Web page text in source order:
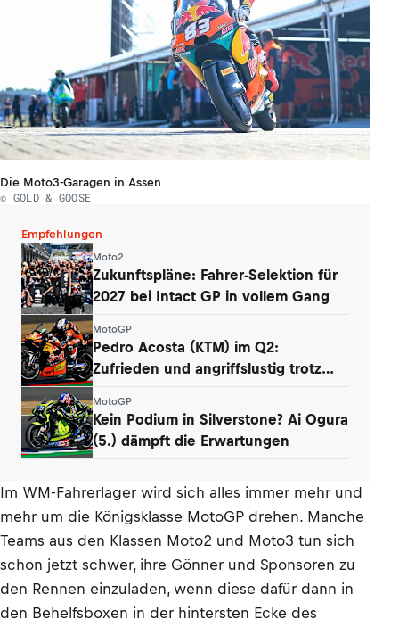
Die Moto3-Garagen in Assen
© GOLD & GOOSE
Empfehlungen
Moto2
Zukunftspläne: Fahrer-Selektion für
2027 bei Intact GP in vollem Gang
MotoGP
Pedro Acosta (KTM) im Q2:
Zufrieden und angriffslustig trotz
MotoGP
Kein Podium in Silverstone? Ai Ogura
(5.) dämpft die Erwartungen
Im WM-Fahrerlager wird sich alles immer mehr und
mehr um die Königsklasse MotoGP drehen. Manche
Teams aus den Klassen Moto2 und Moto3 tun sich
schon jetzt schwer, ihre Gönner und Sponsoren zu
den Rennen einzuladen, wenn diese dafür dann in
den Behelfsboxen in der hintersten Ecke des